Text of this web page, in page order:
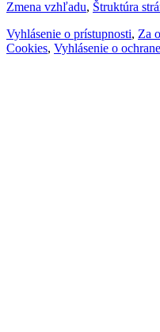
Zmena vzhľadu, Štruktúra
Vyhlásenie o prístupnosti, Za
Cookies, Vyhlásenie o